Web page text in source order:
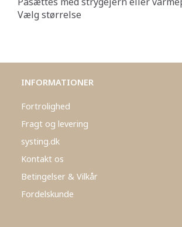
Vælg størrelse
INFORMATIONER
Fortrolighed
Fragt og levering
systing.dk
Kontakt os
Betingelser & Vilkår
Fordelskunde